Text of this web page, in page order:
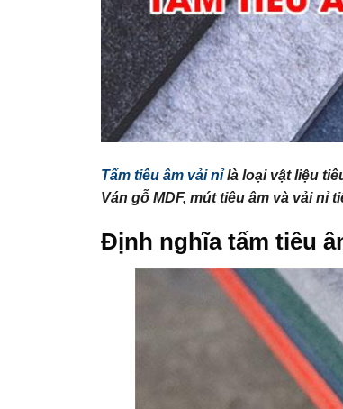
Tấm tiêu âm vải nỉlà loại vật liệu
Ván gỗ MDF, mút tiêu âm và vải nỉ
Định nghĩa tấm tiêu